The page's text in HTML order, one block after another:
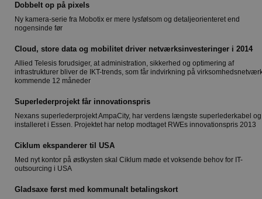
Dobbelt op på pixels
Ny kamera-serie fra Mobotix er mere lysfølsom og detaljeorienteret end
nogensinde før
Cloud, store data og mobilitet driver netværksinvesteringer i 2014
Allied Telesis forudsiger, at administration, sikkerhed og optimering af
infrastrukturer bliver de IKT-trends, som får indvirkning på
kommende 12 måneder
Superlederprojekt får innovationspris
Nexans superlederprojekt AmpaCity, har verdens længste superlederkabel
installeret i Essen. Projektet har netop modtaget RWEs innovationspris 2013
Ciklum ekspanderer til USA
Med nyt kontor på østkysten skal Ciklum møde et voksende behov for IT-
outsourcing i USA
Gladsaxe først med kommunalt betalingskort